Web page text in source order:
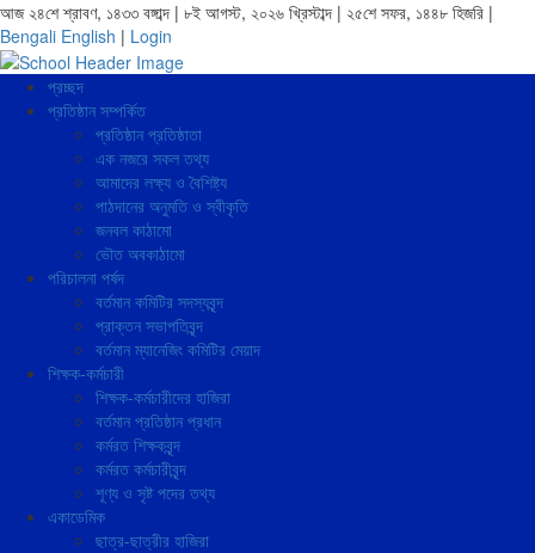
আজ ২৪শে শ্রাবণ, ১৪৩৩ বঙ্গাব্দ | ৮ই আগস্ট, ২০২৬ খ্রিস্টাব্দ | ২৫শে সফর, ১৪৪৮ হিজরি |
Bengali English | Login
প্রচ্ছদ
প্রতিষ্ঠান সম্পর্কিত
প্রতিষ্ঠান প্রতিষ্ঠাতা
এক নজরে সকল তথ্য
আমাদের লক্ষ্য ও বৈশিষ্ট্য
পাঠদানের অনুমতি ও স্বীকৃতি
জনবল কাঠামো
ভৌত অবকাঠামো
পরিচালনা পর্ষদ
বর্তমান কমিটির সদস্যবৃন্দ
প্রাক্তন সভাপতিবৃন্দ
বর্তমান ম্যানেজিং কমিটির মেয়াদ
শিক্ষক-কর্মচারী
শিক্ষক-কর্মচারীদের হাজিরা
বর্তমান প্রতিষ্ঠান প্রধান
কর্মরত শিক্ষকবৃন্দ
কর্মরত কর্মচারীবৃন্দ
শূণ্য ও সৃষ্ট পদের তথ্য
একাডেমিক
ছাত্র-ছাত্রীর হাজিরা